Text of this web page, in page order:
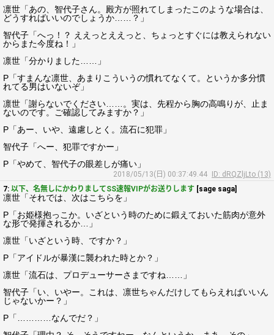
凛世「あの、智代子さん。殿方が照れてしまったこのような場合は、
どうすればいいのでしょうか……？」
智代子「へっ！？ ええっとええっと、ちょっとすぐには教えられない
からまた今度ね！」
凛世「分かりました……」
P「すまんな凛世、あまりこういうの慣れてなくて。というか多分慣
れてる男はいないぞ」
凛世「謝らないでください……。実は、先程から胸の高鳴りが、止ま
ないのです。ご確認してみますか？」
P「あー、いや、遠慮しとく。流石に犯罪」
智代子「へー、犯罪ですかー」
P「やめて、智代子の眼差しが痛い」
2018/05/13(日) 00:37:49.44
ID: dRQZljLto (13)
7: 以下、名無しにかわりましてSS速報VIPがお送りします [sage saga]
凛世「それでは、次はこちらを」
P「お姫様抱っこか。いざという時のために鍛えておいた筋肉が意外
な形で発揮されるか…」
凛世「いざという時、ですか？」
P「アイドルが暴漢に襲われた時とか？」
凛世「流石は、プロデューサーさまですね……」
智代子「い、いやー。これは、凛世ちゃんだけしてもらえればいいん
じゃないかー？」
P「…………なんでだ？」